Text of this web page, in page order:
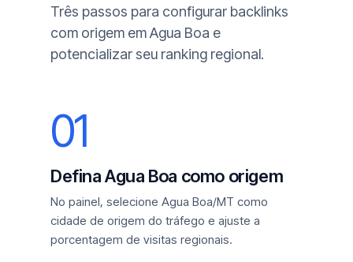
Três passos para configurar backlinks
com origem em Agua Boa e
potencializar seu ranking regional.
01
Defina Agua Boa como origem
No painel, selecione Agua Boa/MT como
cidade de origem do tráfego e ajuste a
porcentagem de visitas regionais.